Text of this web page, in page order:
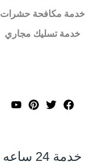
خدمة مكافحة حشرات
خدمة تسليك مجاري
خدمة 24 ساعه